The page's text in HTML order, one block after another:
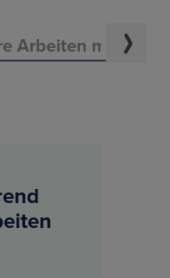
Arbeiten melden?